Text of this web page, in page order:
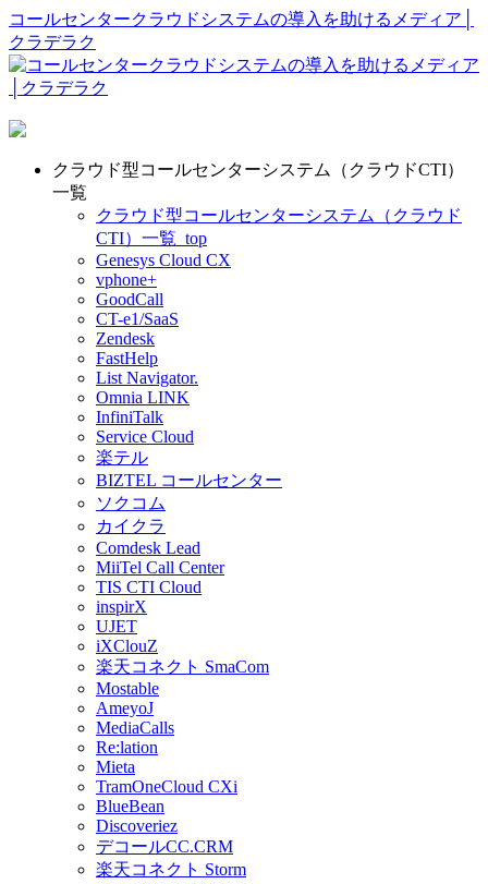
コールセンタークラウドシステムの導入を助けるメディア│
クラデラク
クラウド型コールセンターシステム（クラウドCTI）
一覧
クラウド型コールセンターシステム（クラウド
CTI）一覧_top
Genesys Cloud CX
vphone+
GoodCall
CT-e1/SaaS
Zendesk
FastHelp
List Navigator.
Omnia LINK
InfiniTalk
Service Cloud
楽テル
BIZTEL コールセンター
ソクコム
カイクラ
Comdesk Lead
MiiTel Call Center
TIS CTI Cloud
inspirX
UJET
iXClouZ
楽天コネクト SmaCom
Mostable
AmeyoJ
MediaCalls
Re:lation
Mieta
TramOneCloud CXi
BlueBean
Discoveriez
デコールCC.CRM
楽天コネクト Storm